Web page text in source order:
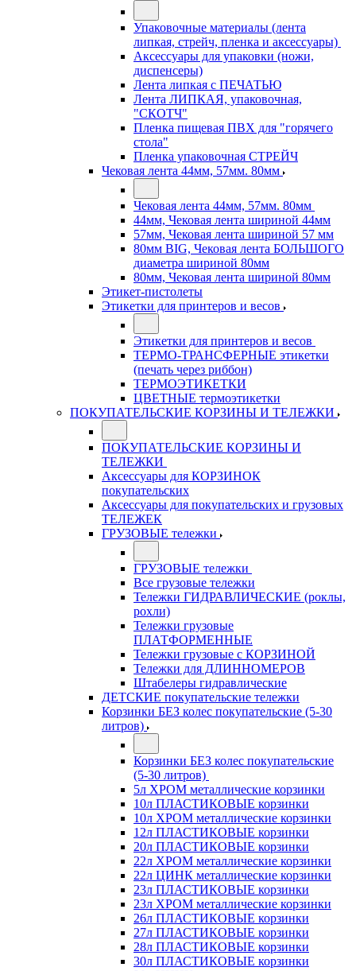
Упаковочные материалы (лента
липкая, стрейч, пленка и аксессуары)
Аксессуары для упаковки (ножи,
диспенсеры)
Лента липкая с ПЕЧАТЬЮ
Лента ЛИПКАЯ, упаковочная,
"СКОТЧ"
Пленка пищевая ПВХ для "горячего
стола"
Пленка упаковочная СТРЕЙЧ
Чековая лента 44мм, 57мм. 80мм
Чековая лента 44мм, 57мм. 80мм
44мм, Чековая лента шириной 44мм
57мм, Чековая лента шириной 57 мм
80мм BIG, Чековая лента БОЛЬШОГО
диаметра шириной 80мм
80мм, Чековая лента шириной 80мм
Этикет-пистолеты
Этикетки для принтеров и весов
Этикетки для принтеров и весов
ТЕРМО-ТРАНСФЕРНЫЕ этикетки
(печать через риббон)
ТЕРМОЭТИКЕТКИ
ЦВЕТНЫЕ термоэтикетки
ПОКУПАТЕЛЬСКИЕ КОРЗИНЫ И ТЕЛЕЖКИ
ПОКУПАТЕЛЬСКИЕ КОРЗИНЫ И
ТЕЛЕЖКИ
Аксессуары для КОРЗИНОК
покупательских
Аксессуары для покупательских и грузовых
ТЕЛЕЖЕК
ГРУЗОВЫЕ тележки
ГРУЗОВЫЕ тележки
Все грузовые тележки
Тележки ГИДРАВЛИЧЕСКИЕ (роклы,
рохли)
Тележки грузовые
ПЛАТФОРМЕННЫЕ
Тележки грузовые с КОРЗИНОЙ
Тележки для ДЛИННОМЕРОВ
Штабелеры гидравлические
ДЕТСКИЕ покупательские тележки
Корзинки БЕЗ колес покупательские (5-30
литров)
Корзинки БЕЗ колес покупательские
(5-30 литров)
5л ХРОМ металлические корзинки
10л ПЛАСТИКОВЫЕ корзинки
10л ХРОМ металлические корзинки
12л ПЛАСТИКОВЫЕ корзинки
20л ПЛАСТИКОВЫЕ корзинки
22л ХРОМ металлические корзинки
22л ЦИНК металлические корзинки
23л ПЛАСТИКОВЫЕ корзинки
23л ХРОМ металлические корзинки
26л ПЛАСТИКОВЫЕ корзинки
27л ПЛАСТИКОВЫЕ корзинки
28л ПЛАСТИКОВЫЕ корзинки
30л ПЛАСТИКОВЫЕ корзинки